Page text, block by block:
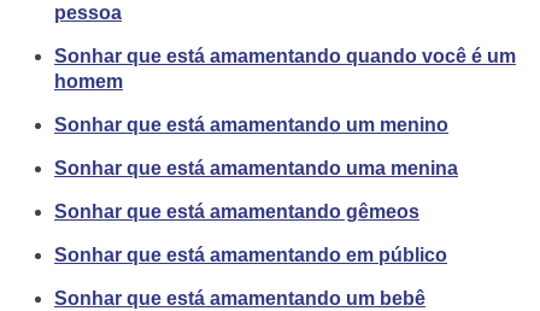
pessoa
Sonhar que está amamentando quando você é um
homem
Sonhar que está amamentando um menino
Sonhar que está amamentando uma menina
Sonhar que está amamentando gêmeos
Sonhar que está amamentando em público
Sonhar que está amamentando um bebê